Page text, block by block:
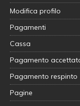
Modifica profilo
Pagamenti
Cassa
Pagamento
Pagamento respinto
Pagine